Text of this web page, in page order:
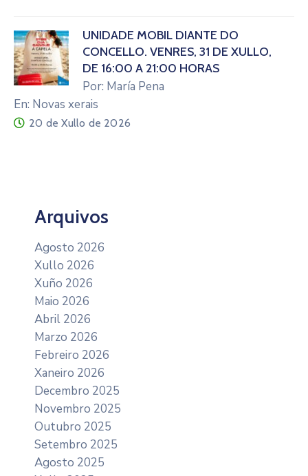
UNIDADE MÓBIL DIANTE DO
CONCELLO. VENRES, 31 DE XULLO,
DE 16:00 A 21:00 HORAS
Por: María Pena
En: Novas xerais
20 de Xullo de 2026
Arquivos
Agosto 2026
Xullo 2026
Xuño 2026
Maio 2026
Abril 2026
Marzo 2026
Febreiro 2026
Xaneiro 2026
Decembro 2025
Novembro 2025
Outubro 2025
Setembro 2025
Agosto 2025